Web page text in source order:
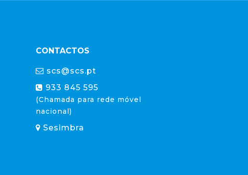
CONTACTOS
scs@scs.pt
933 845 595
(Chamada para rede móvel
nacional)
Sesimbra